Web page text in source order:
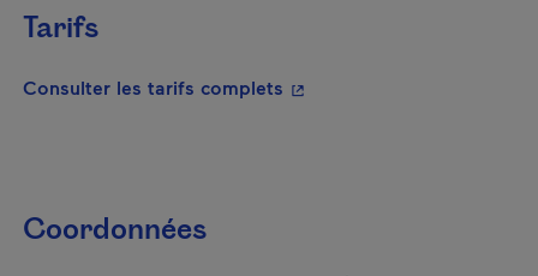
Tarifs
Consulter les tarifs complets - Cet hyperlien s'ouvrira
Coordonnées